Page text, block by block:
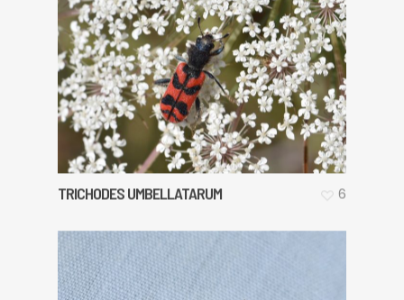
TRICHODES UMBELLATARUM 6